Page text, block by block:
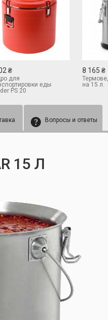
₴
для
еды
PS 20
8 165 ₴
на 15 л.
Вопросы и ответы
15 Л